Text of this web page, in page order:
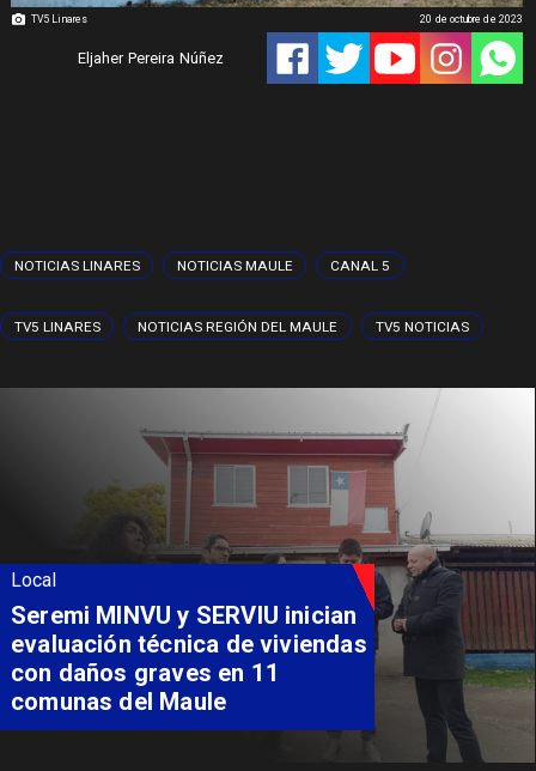
TV5 Linares
Eljaher Pereira Núñez
20 de octubre de 2023
NOTICIAS LINARES NOTICIAS MAULE CANAL 5
TV5 LINARES NOTICIAS REGIÓN DEL MAULE TV5 NOTICIAS
Local
Fondo Orasmi entrega apoyo a
familia de Romeral para
costear alimentación
especializada de niño con
Síndrome de Intestino Corto